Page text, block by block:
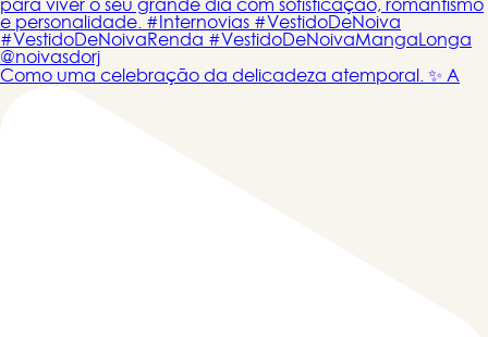
Como uma celebração da delicadeza atemporal. ✨ A